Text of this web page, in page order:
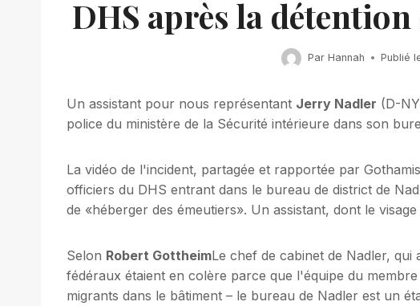
DHS après la
Par Hannah Publié
Un assistant pour nous représentant Jerry Nadler (D-
police du ministère de la Sécurité intérieure dans son
La vidéo de l'incident, partagée et rapportée par
officiers du DHS entrant dans le bureau de district de
de «héberger des émeutiers». Un assistant, dont le
Selon Robert GottheimLe chef de cabinet de Nadler, qui
fédéraux étaient en colère parce que l'équipe du
migrants dans le bâtiment – le bureau de Nadler est un